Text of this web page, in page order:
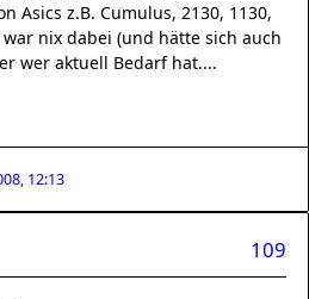
Asics z.B. Cumulus, 2130, 1130,
nix dabei (und hätte sich auch
wer aktuell Bedarf hat....
12:13
109